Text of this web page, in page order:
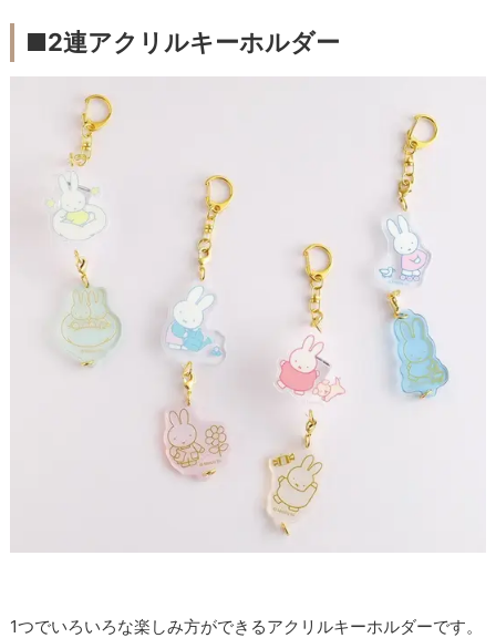
■2連アクリルキーホルダー
1つでいろいろな楽しみ方ができるアクリルキーホルダーです。